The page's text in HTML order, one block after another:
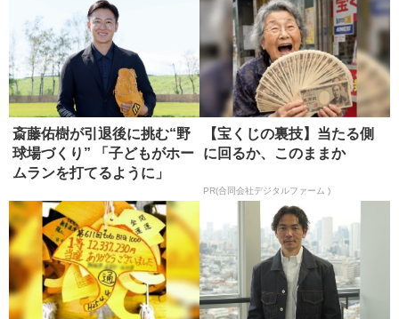
斎藤佑樹が引退後に挑む“野
球場づくり” 「子どもがホー
ムランを打てるように」
【宝くじの裏技】当たる側
に回るか、このままか
PR(合同会社デジタルファーム )